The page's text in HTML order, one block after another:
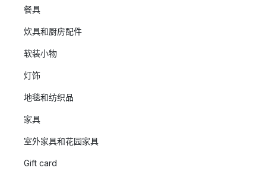
餐具
炊具和厨房配件
软装小物
灯饰
地毯和纺织品
家具
室外家具和花园家具
Gift card